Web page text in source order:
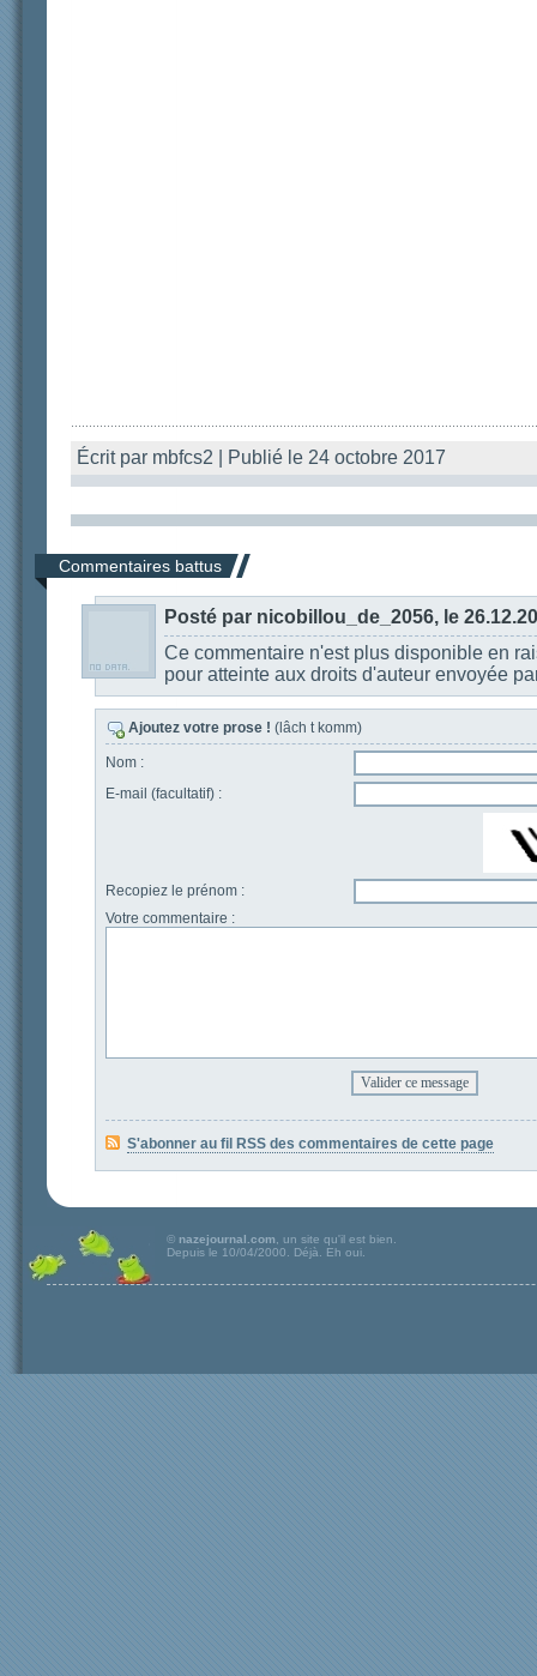
Écrit par mbfcs2 | Publié le 24 octobre 2017
Commentaires battus
Posté par nicobillou_de_2056, le
Ce commentaire n'est plus disponible en
pour atteinte aux droits d'auteur envoyée
Ajoutez votre prose ! (lâch t komm)
Nom :
E-mail (facultatif) :
Recopiez le prénom :
Votre commentaire :
S'abonner au fil RSS des commentaires de cette page
© nazejournal.com , un site qu'il est bien.
Depuis le 10/04/2000. Déjà. Eh oui.